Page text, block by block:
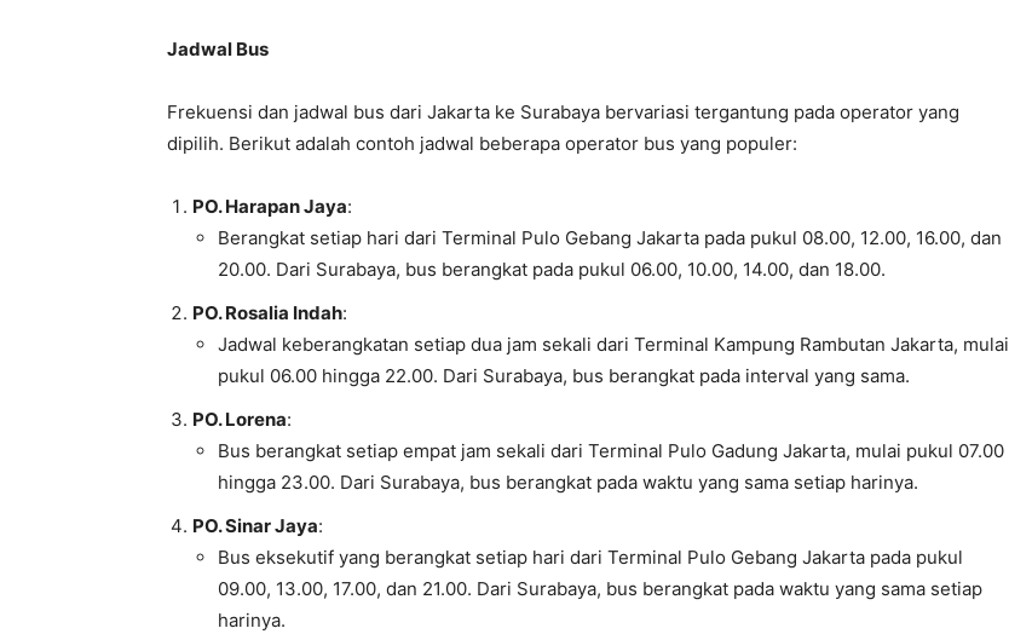
Jadwal Bus
Frekuensi dan jadwal bus dari Jakarta ke Surabaya bervariasi tergantung pada operator yang
dipilih. Berikut adalah contoh jadwal beberapa operator bus yang populer:
PO. Harapan Jaya:
Berangkat setiap hari dari Terminal Pulo Gebang Jakarta pada pukul 08.00, 12.00, 16.00, dan
20.00. Dari Surabaya, bus berangkat pada pukul 06.00, 10.00, 14.00, dan 18.00.
PO. Rosalia Indah:
Jadwal keberangkatan setiap dua jam sekali dari Terminal Kampung Rambutan Jakarta, mulai
pukul 06.00 hingga 22.00. Dari Surabaya, bus berangkat pada interval yang sama.
PO. Lorena:
Bus berangkat setiap empat jam sekali dari Terminal Pulo Gadung Jakarta, mulai pukul 07.00
hingga 23.00. Dari Surabaya, bus berangkat pada waktu yang sama setiap harinya.
PO. Sinar Jaya:
Bus eksekutif yang berangkat setiap hari dari Terminal Pulo Gebang Jakarta pada pukul
09.00, 13.00, 17.00, dan 21.00. Dari Surabaya, bus berangkat pada waktu yang sama setiap
harinya.